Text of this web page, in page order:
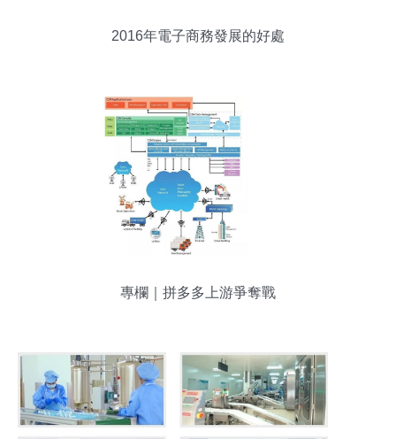
2016年電子商務發展的好處
專欄｜拼多多上游爭奪戰